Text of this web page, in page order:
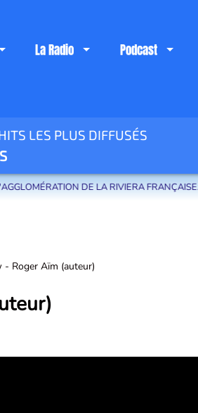
française
La Radio Podcast
LES PLUS DIFFUSÉS
DE LA RIVIERA FRANÇAISE.
- Roger Aïm (auteur)